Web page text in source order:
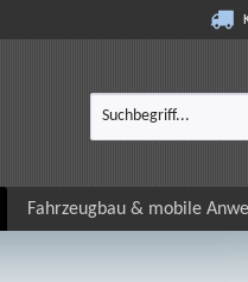
Fahrzeugbau & mobile